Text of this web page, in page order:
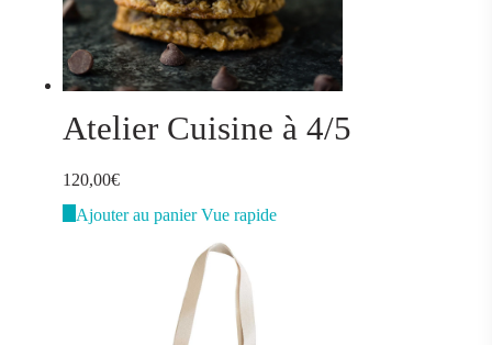
Atelier Cuisine à 4/5
120,00€
Ajouter au panier Vue rapide